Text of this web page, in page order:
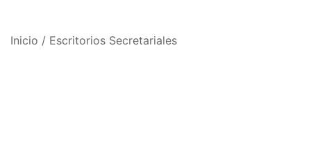
Inicio / Escritorios Secretariales